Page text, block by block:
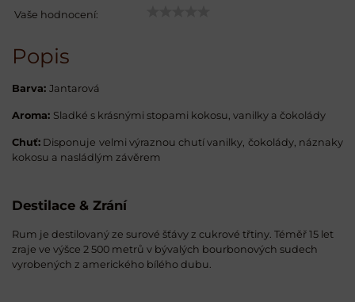
Vaše hodnocení:
Popis
Barva: Jantarová
Aroma: Sladké s krásnými stopami kokosu, vanilky a čokolády
Chuť: Disponuje velmi výraznou chutí vanilky, čokolády, náznaky
kokosu a nasládlým závěrem
Destilace & Zrání
Rum je destilovaný ze surové šťávy z cukrové třtiny. Téměř 15 let
zraje ve výšce 2 500 metrů v bývalých bourbonových sudech
vyrobených z amerického bílého dubu.